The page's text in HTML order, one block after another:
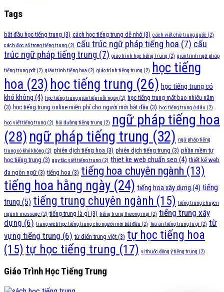
Tags
bắt đầu học tiếng trung (3) cách học tiếng trung dễ nhớ(3) cách viết chữ trung quốc (2)
cách đọc số trong tiếng trung (2) cấu trúc ngữ pháp tiếng hoa (7) cấu
trúc ngữ pháp tiếng trung (7) giáo trình học tiếng Trung (2) giáo trình ngữ pháp
tiếng trung pdf (2) giáo trình tiếng hoa (2) giáo trình tiếng trung (2)
học tiếng
hoa (23) học tiếng trung (26) học tiếng trung có
khó không (4) học tiếng trung giao tiếp mỗi ngày(2) học tiếng trung mất bao nhiêu năm
(3) học tiếng trung online miễn phí cho người mới bắt đầu (3) học tiếng trung ở đâu (2)
học viết tiếng trung (2) hỏi đường tiếng trung (2) ngữ pháp tiếng hoa
(28) ngữ pháp tiếng trung (32) ngữ pháp tiếng
trung có khó không (2) phiên dịch tiếng hoa (3) phiên dịch tiếng trung (3) phần mềm tự
học tiếng trung (3) quy tắc viết tiếng trung (2) thiet ke web chuẩn seo (4) thiết kế web
đa ngôn ngữ (3) tiếng hoa (3) tiếng hoa chuyên ngành (13)
tiếng hoa hằng ngày (24) tiếng hoa xây dựng (4) tiếng
trung (5) tiếng trung chuyên ngành (15) tiếng trung chuyên
ngành massage (2) tiếng trung là gì (3) tiếng trung thương mại (2) tiếng trung xây
dựng (6) trang web học tiếng trung cho người mới bắt đầu (2) Tòa án tiếng trung là gì (2) từ
vựng tiếng trung (6) từ điển trung việt (3) tự học tiếng hoa
(15) tự học tiếng trung (17) vị thuốc đông ý tiếng trung (2)
Giáo Trình Học Tiếng Trung